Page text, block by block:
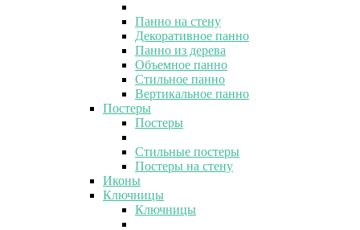
Панно на стену
Декоративное панно
Панно из дерева
Объемное панно
Стильное панно
Вертикальное панно
Постеры
Постеры
Стильные постеры
Постеры на стену
Иконы
Ключницы
Ключницы